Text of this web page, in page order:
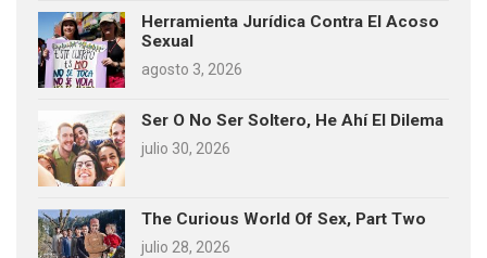
Herramienta Jurídica Contra El Acoso
Sexual
agosto 3, 2026
Ser O No Ser Soltero, He Ahí El Dilema
julio 30, 2026
The Curious World Of Sex, Part Two
julio 28, 2026